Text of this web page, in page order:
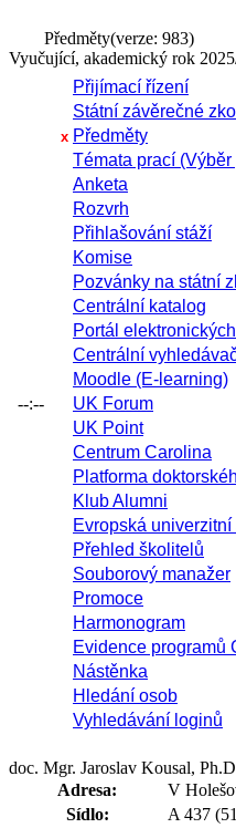
Předměty(verze: 983)
Vyučující, akademický rok
--:--
Přijímací řízení
Státní závěrečné
x Předměty
Témata prací (Výběr
Anketa
Rozvrh
Přihlašování stáží
Komise
Pozvánky na státní
Centrální katalog
Portál
Centrální
Moodle (E-learning)
UK Forum
UK Point
Centrum Carolina
Platforma
Klub Alumni
Evropská
Přehled školitelů
Souborový manažer
Promoce
Harmonogram
Evidence programů
Nástěnka
Hledání osob
Vyhledávání loginů
doc. Mgr. Jaroslav Kousal,
Adresa:
V
Sídlo:
A 437